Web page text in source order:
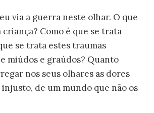
via a guerra neste olhar. O que
Como é que se trata
se trata estes traumas
miúdos e graúdos? Quanto
nos seus olhares as dores
de um mundo que não os